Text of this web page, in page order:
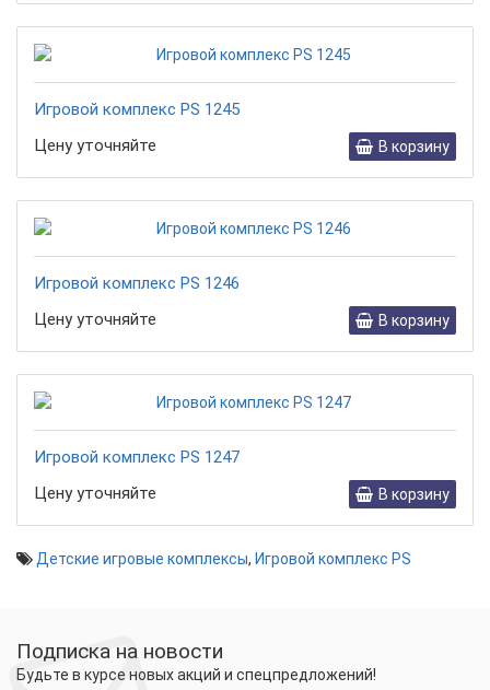
Игровой комплекс PS 1245
Цену уточняйте
В корзину
Игровой комплекс PS 1246
Цену уточняйте
В корзину
Игровой комплекс PS 1247
Цену уточняйте
В корзину
Детские игровые комплексы, Игровой комплекс PS
Подписка на новости
Будьте в курсе новых акций и спецпредложений!